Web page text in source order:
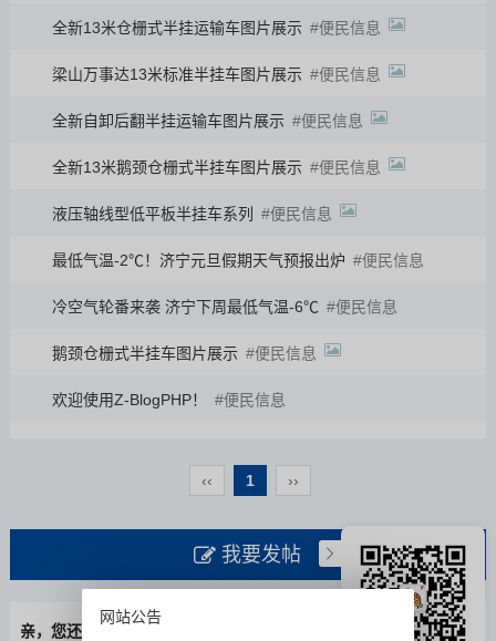
全新13米仓栅式半挂运输车图片展示 便民信息
梁山万事达13米标准半挂车图片展示 便民信息
全新自卸后翻半挂运输车图片展示 便民信息
全新13米鹅颈仓栅式半挂车图片展示 便民信息
液压轴线型低平板半挂车系列 便民信息
最低气温-2℃！济宁元旦假期天气预报出炉 便民信息
冷空气轮番来袭 济宁下周最低气温-6℃ 便民信息
鹅颈仓栅式半挂车图片展示 便民信息
欢迎使用Z-BlogPHP！ 便民信息
‹‹ 1 ››
我要发帖
亲，您还没有登录！
网站公告